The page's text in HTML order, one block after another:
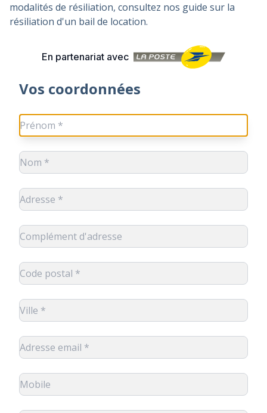
modalités de résiliation, consultez nos guide sur la
résiliation d'un bail de location.
En partenariat avec
Vos coordonnées